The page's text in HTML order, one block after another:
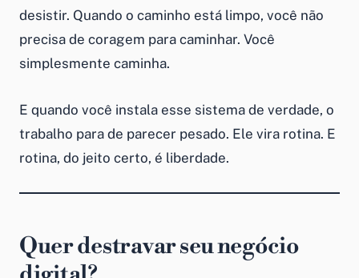
desistir. Quando o caminho está limpo, você não
precisa de coragem para caminhar. Você
simplesmente caminha.
E quando você instala esse sistema de verdade, o
trabalho para de parecer pesado. Ele vira rotina. E
rotina, do jeito certo, é liberdade.
Quer destravar seu negócio